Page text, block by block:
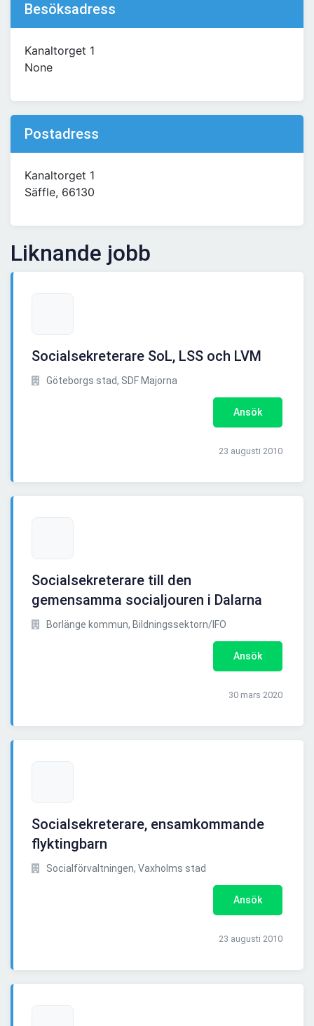
Besöksadress
Kanaltorget 1
None
Postadress
Kanaltorget 1
Säffle, 66130
Liknande jobb
Socialsekreterare SoL, LSS och LVM
Göteborgs stad, SDF Majorna
Ansök
23 augusti 2010
Socialsekreterare till den
gemensamma socialjouren i Dalarna
Borlänge kommun, Bildningssektorn/IFO
Ansök
30 mars 2020
Socialsekreterare, ensamkommande
flyktingbarn
Socialförvaltningen, Vaxholms stad
Ansök
23 augusti 2010